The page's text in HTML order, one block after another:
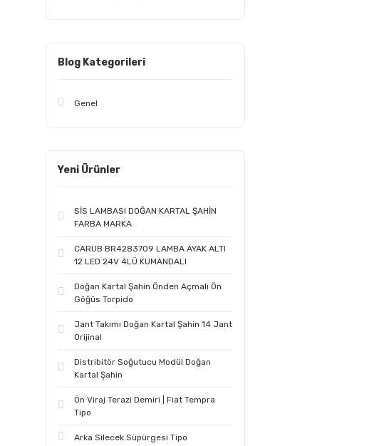
Blog Kategorileri
Genel
Yeni Ürünler
SİS LAMBASI DOĞAN KARTAL ŞAHİN
FARBA MARKA
CARUB BR4283709 LAMBA AYAK ALTI
12 LED 24V 4LÜ KUMANDALI
Doğan Kartal Şahin Önden Açmalı Ön
Göğüs Torpido
Jant Takımı Doğan Kartal Şahin 14 Jant
Orijinal
Distribitör Soğutucu Modül Doğan
Kartal Şahin
Ön Viraj Terazi Demiri | Fiat Tempra
Tipo
Arka Silecek Süpürgesi Tipo